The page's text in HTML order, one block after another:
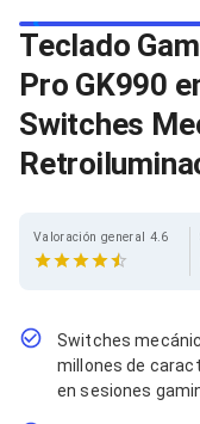
Cables de Audio /
Cables de Audio /
Cables de Audio /
Cables de Energía
Cables de Poder
Cables de Poder
Cables Fibra Óptica
Cables SFP+
Jacks de Red
Conectores
Tapas y Cajas
Teclado
Pro GK990
Switches
Valoración general 4.6
Switches
millones de
en sesiones